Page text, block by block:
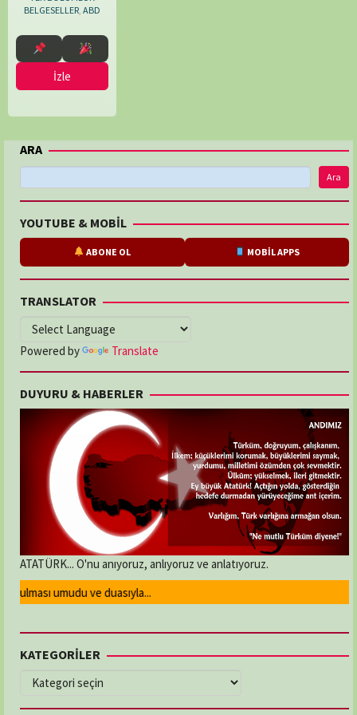
BELGESELLER, ABD
Metropolis,
Orvedahl
İzle
ARA
Ara
YOUTUBE & MOBİL
ABONE OL MOBİL APPS
TRANSLATOR
Powered by Translate
DUYURU & HABERLER
ATATÜRK... O'nu anıyoruz, anlıyoruz ve anlatıyoruz.
umudu ve duasıyla...
KATEGORİLER
KATEGORİLER